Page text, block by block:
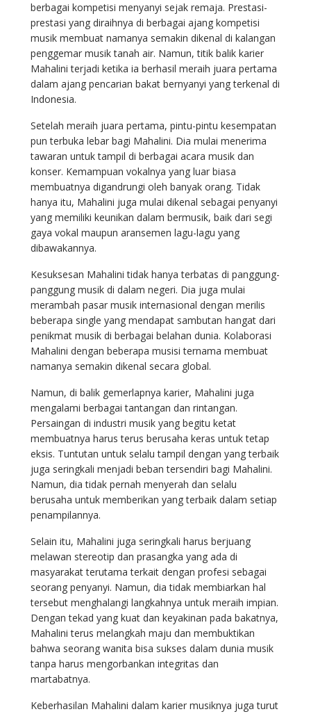
berbagai kompetisi menyanyi sejak remaja. Prestasi-
prestasi yang diraihnya di berbagai ajang kompetisi
musik membuat namanya semakin dikenal di kalangan
penggemar musik tanah air. Namun, titik balik karier
Mahalini terjadi ketika ia berhasil meraih juara pertama
dalam ajang pencarian bakat bernyanyi yang terkenal di
Indonesia.
Setelah meraih juara pertama, pintu-pintu kesempatan
pun terbuka lebar bagi Mahalini. Dia mulai menerima
tawaran untuk tampil di berbagai acara musik dan
konser. Kemampuan vokalnya yang luar biasa
membuatnya digandrungi oleh banyak orang. Tidak
hanya itu, Mahalini juga mulai dikenal sebagai penyanyi
yang memiliki keunikan dalam bermusik, baik dari segi
gaya vokal maupun aransemen lagu-lagu yang
dibawakannya.
Kesuksesan Mahalini tidak hanya terbatas di panggung-
panggung musik di dalam negeri. Dia juga mulai
merambah pasar musik internasional dengan merilis
beberapa single yang mendapat sambutan hangat dari
penikmat musik di berbagai belahan dunia. Kolaborasi
Mahalini dengan beberapa musisi ternama membuat
namanya semakin dikenal secara global.
Namun, di balik gemerlapnya karier, Mahalini juga
mengalami berbagai tantangan dan rintangan.
Persaingan di industri musik yang begitu ketat
membuatnya harus terus berusaha keras untuk tetap
eksis. Tuntutan untuk selalu tampil dengan yang terbaik
juga seringkali menjadi beban tersendiri bagi Mahalini.
Namun, dia tidak pernah menyerah dan selalu
berusaha untuk memberikan yang terbaik dalam setiap
penampilannya.
Selain itu, Mahalini juga seringkali harus berjuang
melawan stereotip dan prasangka yang ada di
masyarakat terutama terkait dengan profesi sebagai
seorang penyanyi. Namun, dia tidak membiarkan hal
tersebut menghalangi langkahnya untuk meraih impian.
Dengan tekad yang kuat dan keyakinan pada bakatnya,
Mahalini terus melangkah maju dan membuktikan
bahwa seorang wanita bisa sukses dalam dunia musik
tanpa harus mengorbankan integritas dan
martabatnya.
Keberhasilan Mahalini dalam karier musiknya juga turut